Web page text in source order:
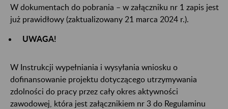
W dokumentach do pobrania – w załączniku nr 1 zapis jest
już prawidłowy (zaktualizowany 21 marca 2024 r.).
UWAGA!
​​​​​​​W Instrukcji wypełniania i wysyłania wniosku o
dofinansowanie projektu dotyczącego utrzymywania
zdolności do pracy przez cały okres aktywności
zawodowej, która jest załącznikiem nr 3 do Regulaminu